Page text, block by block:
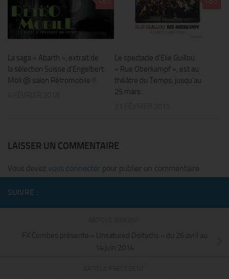
La saga « Abarth », extrait de
la sélection Suisse d’Engelbert
Möll @ salon Rétromobile !!
Le spectacle d’Elie Guillou
« Rue Oberkampf », est au
théâtre du Temps, jusqu’au
25 mars
LAISSER UN COMMENTAIRE
Vous devez vous connecter pour publier un commentaire.
SUIVRE :
FX Combes présente « Unsatured Diptychs » du 26 avril au
14 juin 2014